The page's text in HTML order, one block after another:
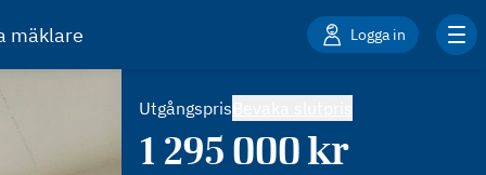
mäklare Logga in
Utgångspris
1 295 000kr